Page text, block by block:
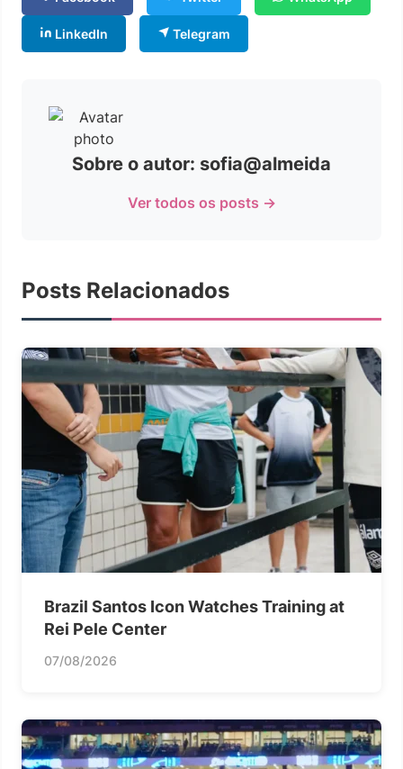
LinkedIn Telegram
Sobre o autor: sofia@almeida
Ver todos os posts →
Posts Relacionados
Brazil Santos Icon Watches Training at
Rei Pele Center
07/08/2026